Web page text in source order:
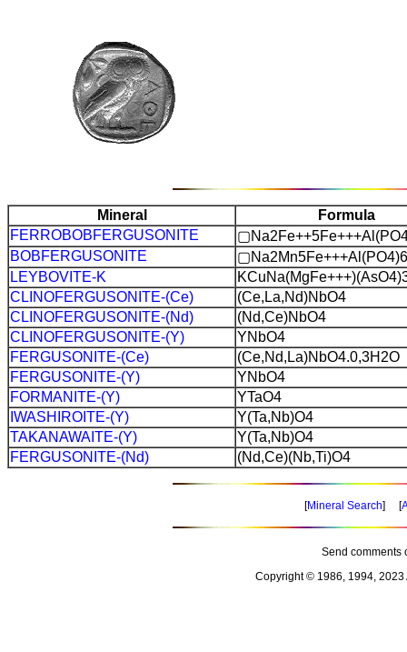
Mineral
Formula
FERROBOBFERGUSONITE
BOBFERGUSONITE
▢Na2Mn5Fe+++Al(PO4)6
LEYBOVITE-K
CLINOFERGUSONITE-(Ce)
(Ce,La,Nd)NbO4
CLINOFERGUSONITE-(Nd)
(Nd,Ce)NbO4
CLINOFERGUSONITE-(Y)
YNbO4
FERGUSONITE-(Ce)
(Ce,Nd,La)NbO4.0,3H2O
FERGUSONITE-(Y)
YNbO4
FORMANITE-(Y)
YTaO4
IWASHIROITE-(Y)
Y(Ta,Nb)O4
TAKANAWAITE-(Y)
Y(Ta,Nb)O4
FERGUSONITE-(Nd)
(Nd,Ce)(Nb,Ti)O4
[Mineral Search] [
Send comments
Copyright © 1986, 1994, 2023